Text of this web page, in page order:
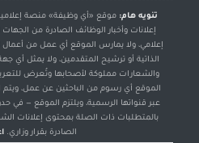
تنويه هام: موقع «أي وظيفة» منصة
إعلانات وأخبار الوظائف الصادرة من
إعلامي، ولا يمارس الموقع أي عمل من
الذاتية أو ترشيح المتقدمين، ولا يمثل أي
والشعارات مملوكة لأصحابها وتُعرض
الموقع أي رسوم من الباحثين عن عمل، ويتم
عبر قنواتها الرسمية، ويلتزم الموقع — في
بالمتطلبات ذات الصلة بمحتوى إعلانات
الصادرة بقرار وزاري.